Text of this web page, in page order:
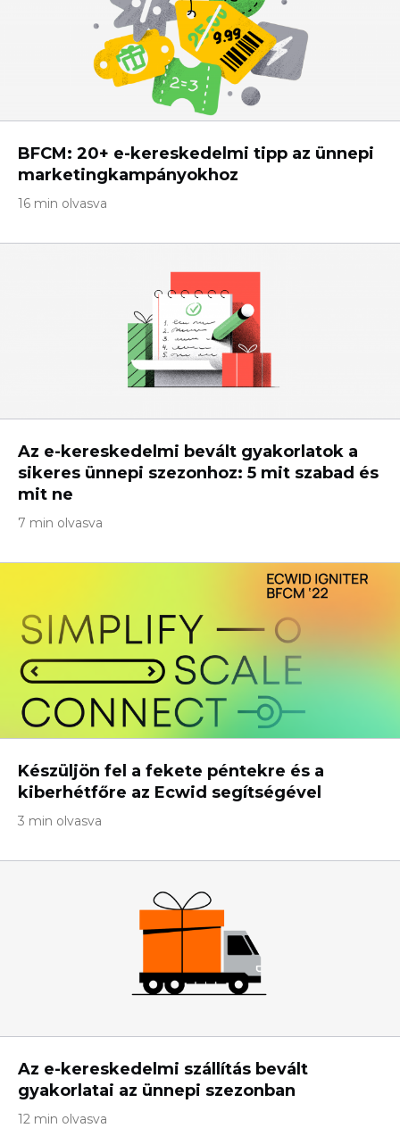
BFCM: 20+ e-kereskedelmi tipp az ünnepi
marketingkampányokhoz
16 min olvasva
Az e-kereskedelmi bevált gyakorlatok a
sikeres ünnepi szezonhoz: 5 mit szabad és
mit ne
7 min olvasva
Készüljön fel a fekete péntekre és a
kiberhétfőre az Ecwid segítségével
3 min olvasva
Az e-kereskedelmi szállítás bevált
gyakorlatai az ünnepi szezonban
12 min olvasva